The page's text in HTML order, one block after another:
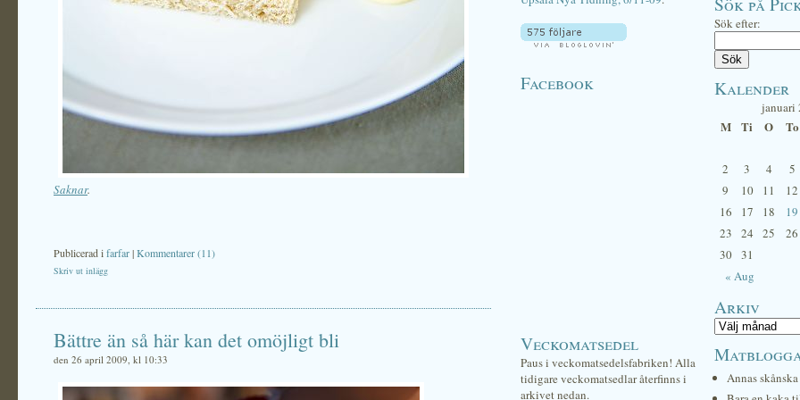
Saknar.
Publicerad ifarfar|Kommentarer (11)
Skriv ut inlägg
Bättre än så här kan det omöjligt bli
den 26 april 2009, kl 10:33
Facebook
Veckomatsedel
Paus i veckomatsedelsfabriken! Alla
tidigare veckomatsedlar återfinns i
arkivet nedan.
Sök efter:
Kalender
januari
M Ti O To
« Aug
2 3 4
5
9
10 11
12
16
17 18
19
23
24 25
26
30 31
Arkiv
Annas